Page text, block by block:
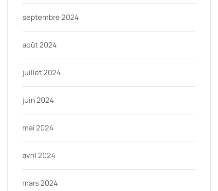
septembre 2024
août 2024
juillet 2024
juin 2024
mai 2024
avril 2024
mars 2024